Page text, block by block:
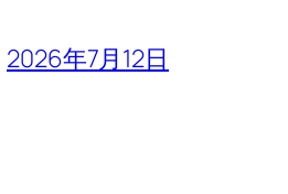
2026年7月12日